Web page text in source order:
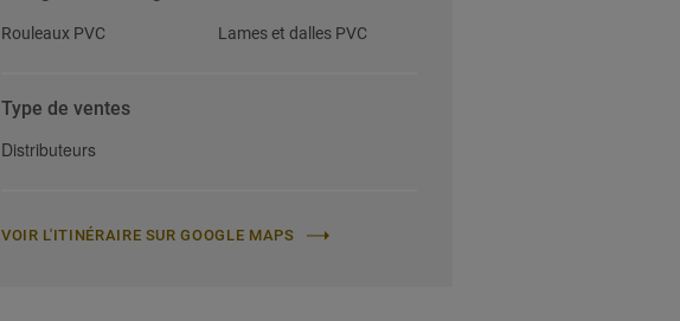
Rouleaux PVC Lames et dalles PVC
Type de ventes
Distributeurs
VOIR L'ITINÉRAIRE SUR GOOGLE MAPS